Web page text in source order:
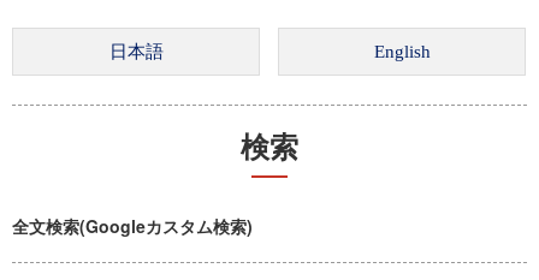
検索
全文検索(Googleカスタム検索)